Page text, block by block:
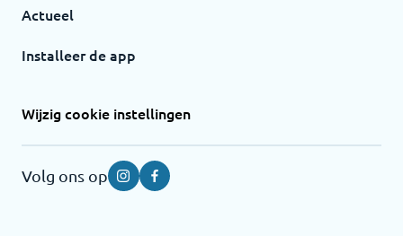
Actueel
Installeer de app
Wijzig cookie instellingen
Volg ons op InstagramFacebook